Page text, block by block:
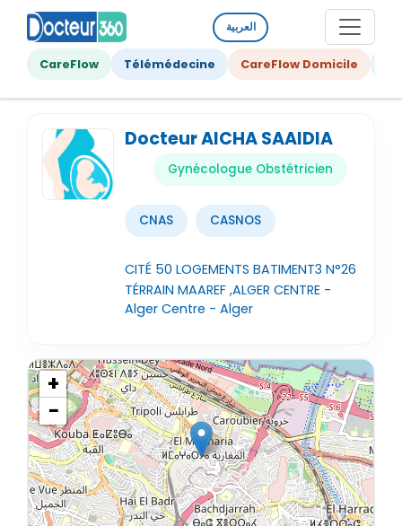
العربية
CareFlow Télémédecine CareFlow Domicile
Docteur AICHA SAAIDIA
Gynécologue Obstétricien
CNAS CASNOS
CITÉ 50 LOGEMENTS BATIMENT3 N°26
TÉRRAIN MAAREF ,ALGER CENTRE -
Alger Centre - Alger
+
−